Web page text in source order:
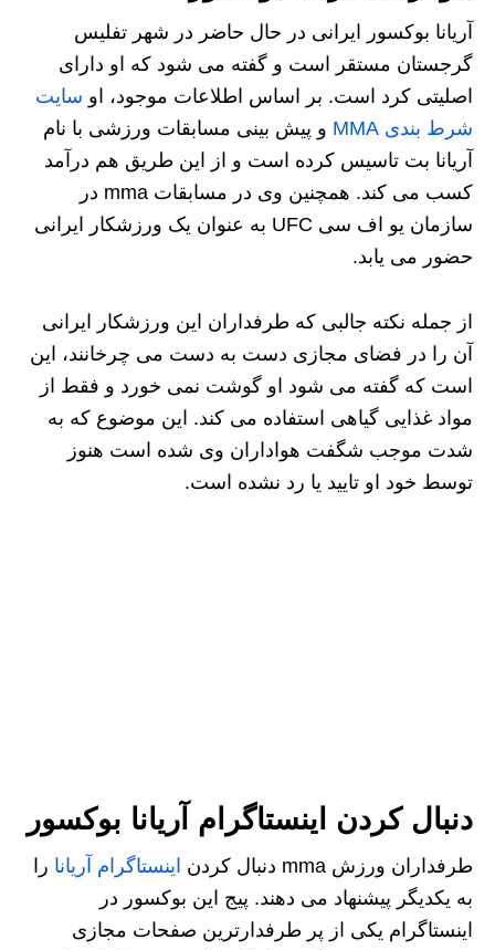
آریانا بوکسور ایرانی در حال حاضر در شهر تفلیس
گرجستان مستقر است و گفته می شود که او دارای
اصلیتی کرد است. بر اساس اطلاعات موجود، او سایت
شرط بندی MMA
و پیش بینی مسابقات ورزشی با نام
آریانا بت تاسیس کرده است و از این طریق هم درآمد
کسب می کند. همچنین وی در مسابقات mma در
سازمان یو اف سی UFC به عنوان یک ورزشکار ایرانی
حضور می یابد.
از جمله نکته جالبی که طرفداران این ورزشکار ایرانی
آن را در فضای مجازی دست به دست می چرخانند، این
است که گفته می شود او گوشت نمی خورد و فقط از
مواد غذایی گیاهی استفاده می کند. این موضوع که به
شدت موجب شگفت هواداران وی شده است هنوز
توسط خود او تایید یا رد نشده است.
دنبال کردن اینستاگرام آریانا بوکسور
طرفداران ورزش mma دنبال کردن اینستاگرام آریانا را
به یکدیگر پیشنهاد می دهند. پیج این بوکسور در
اینستاگرام یکی از پر طرفدارترین صفحات مجازی